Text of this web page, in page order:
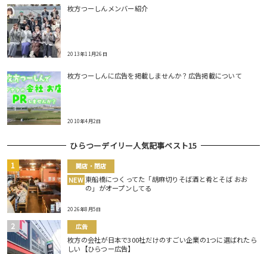
枚方つーしんメンバー紹介
2013年11月26日
枚方つーしんに広告を掲載しませんか？広告掲載について
2010年4月2日
ひらつーデイリー人気記事ベスト15
開店・閉店
NEW 東船橋につくってた「胡麻切りそば酒と肴とそば おお
の」がオープンしてる
2026年8月5日
広告
枚方の会社が日本で300社だけのすごい企業の1つに選ばれたら
しい【ひらつー広告】